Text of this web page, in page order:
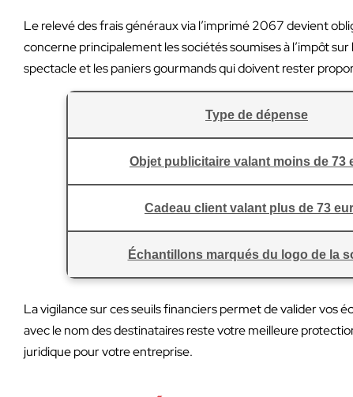
Le relevé des frais généraux via l’imprimé 2067 devient
concerne principalement les sociétés soumises à l’impôt
spectacle et les paniers gourmands qui doivent rester
Type de dépense
Objet publicitaire valant moins de 73
Cadeau client valant plus de 73
Échantillons marqués du logo de la
La vigilance sur ces seuils financiers permet de valider vos
avec le nom des destinataires reste votre meilleure
juridique pour votre entreprise.